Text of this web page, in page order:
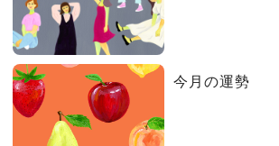
今月の運勢